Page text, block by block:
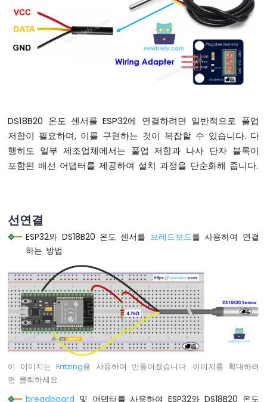
마
이
로
튼
-
바
운
이
로
썬
-
스
치
ESP32
마
이
크
파
DS18B20 온도 센서를 ESP32에 연결하려면 일반적으로 풀업
저항이 필요하며, 이를 구현하는 것이 복잡할 수 있습니다. 다
행히도 일부 제조업체에서는 풀업 저항과 나사 단자 블록이
포함된 배선 어댑터를 제공하여 설치 과정을 단순화해 줍니다.
선연결
ESP32와 DS18B20 온도 센서를 브레드보드를 사용하여 연결
하는 방법
이 이미지는Fritzing을 사용하여 만들어졌습니다. 이미지를 확대하려
면 클릭하세요.
breadboard 및 어댑터를 사용하여 ESP32와 DS18B20 온도